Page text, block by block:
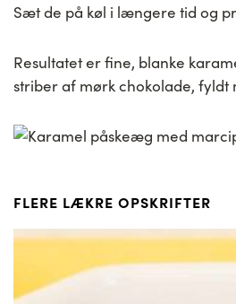
Sæt de på køl i længere tid og
Resultatet er fine, blanke
striber af mørk chokolade,
FLERE LÆKRE OPSKRIFTER